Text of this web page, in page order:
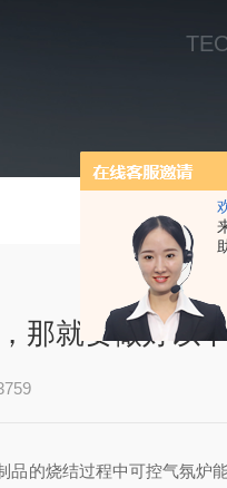
那就要做好以
烧结过程中可控气氛炉